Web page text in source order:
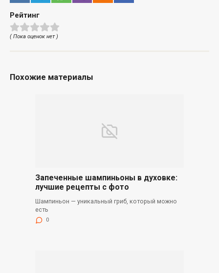
Рейтинг
( Пока оценок нет )
Похожие материалы
Запеченные шампиньоны в духовке:
лучшие рецепты с фото
Шампиньон — уникальный гриб, который можно
есть
0